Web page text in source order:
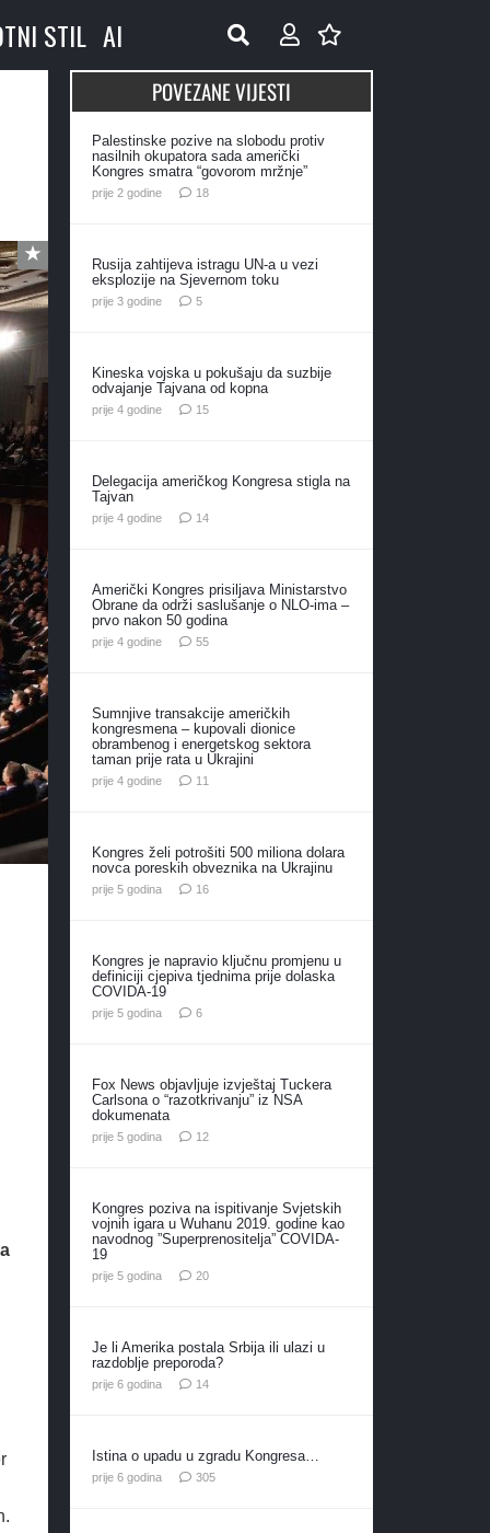
STIL AI
POVEZANE VIJESTI
Palestinske pozive na slobodu protiv
nasilnih okupatora sada američki
Kongres smatra “govorom mržnje”
prije 2 godine 18komentara
Rusija zahtijeva istragu UN-a u vezi
eksplozije na Sjevernom toku
prije 3 godine 5komentara
Kineska vojska u pokušaju da suzbije
odvajanje Tajvana od kopna
prije 4 godine 15komentara
Delegacija američkog Kongresa stigla na
Tajvan
prije 4 godine 14komentara
Američki Kongres prisiljava Ministarstvo
Obrane da održi saslušanje o NLO-ima –
prvo nakon 50 godina
prije 4 godine 55komentara
Sumnjive transakcije američkih
kongresmena – kupovali dionice
obrambenog i energetskog sektora
taman prije rata u Ukrajini
prije 4 godine 11
Kongres želi potrošiti 500 miliona dolara
novca poreskih obveznika na Ukrajinu
prije 5 godina 16komentara
Kongres je napravio ključnu promjenu u
definiciji cjepiva tjednima prije dolaska
COVIDA-19
prije 5 godina 6komentara
Fox News objavljuje izvještaj Tuckera
Carlsona o “razotkrivanju” iz NSA
dokumenata
prije 5 godina 12komentara
Kongres poziva na ispitivanje Svjetskih
vojnih igara u Wuhanu 2019. godine kao
navodnog ”Superprenositelja” COVIDA-
19
prije 5 godina 20komentara
Je li Amerika postala Srbija ili ulazi u
razdoblje preporoda?
prije 6 godina 14komentara
Istina o upadu u zgradu Kongresa…
prije 6 godina 305komentara